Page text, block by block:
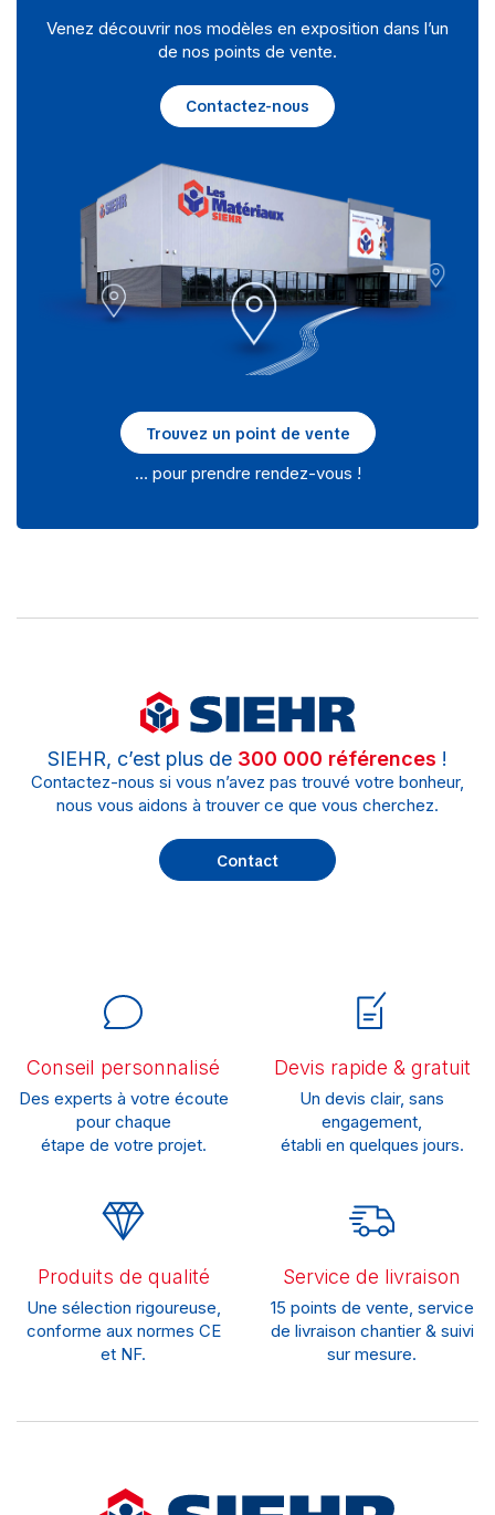
Venez découvrir nos modèles en exposition dans l’un
de nos points de vente.
Contactez-nous
Trouvez un point de vente
… pour prendre rendez-vous !
SIEHR, c’est plus de 300 000 références !
Contactez-nous si vous n’avez pas trouvé votre bonheur,
nous vous aidons à trouver ce que vous cherchez.
Contact
Conseil personnalisé
Des experts à votre écoute
pour chaque
étape de votre projet.
Devis rapide & gratuit
Un devis clair, sans
engagement,
établi en quelques jours.
Produits de qualité
Une sélection rigoureuse,
conforme aux normes CE
et NF.
Service de livraison
15 points de vente, service
de livraison chantier & suivi
sur mesure.